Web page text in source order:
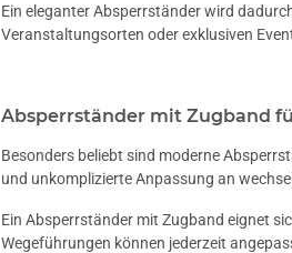
Ein eleganter Absperrständer wird
Veranstaltungsorten oder exklusiven
Absperrständer mit Zugband
Besonders beliebt sind moderne
und unkomplizierte Anpassung an
Ein Absperrständer mit Zugband eignet
Wegeführungen können jederzeit